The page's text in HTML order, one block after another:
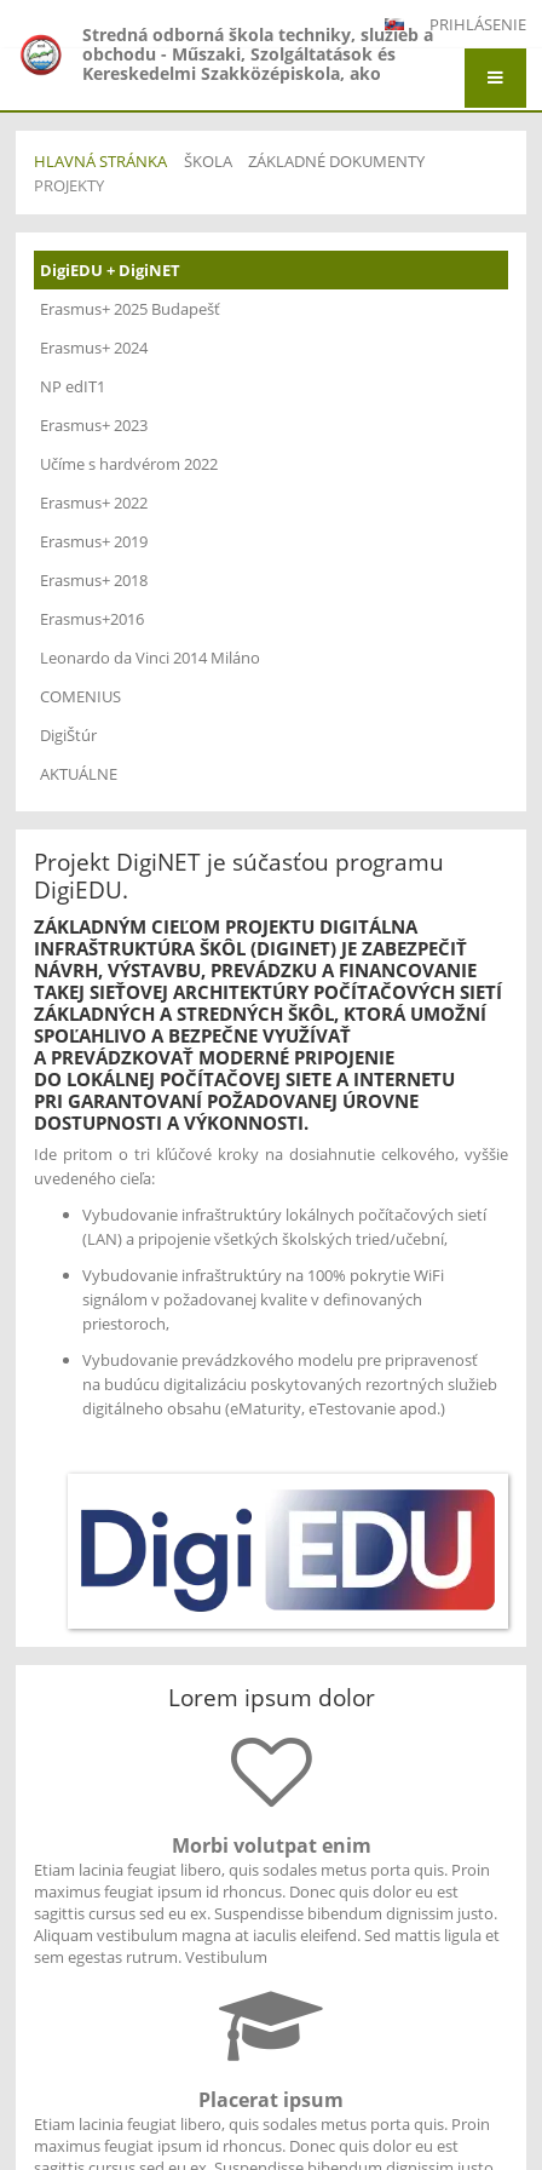
PRIHLÁSENIE
Stredná odborná škola techniky, služieb a
obchodu - Műszaki, Szolgáltatások és
Kereskedelmi Szakközépiskola, ako
Gimnázium, Gymnázium Jána Amosa
Komenského - Comenius Gimnázium a
Stredná odborná škola techniky, služieb a
obchodu - Műszaki, Szolgáltatások és
Kereskedelmi Szakközépiskola, Adyho 7,
Štúrovo
HLAVNÁ STRÁNKA ŠKOLA
ZÁKLADNÉ DOKUMENTY
PROJEKTY
PROJEKTY
DigiEDU + DigiNET
Erasmus+ 2025 Budapešť
Erasmus+ 2024
NP edIT1
Erasmus+ 2023
Učíme s hardvérom 2022
Erasmus+ 2022
Erasmus+ 2019
Erasmus+ 2018
Erasmus+2016
Leonardo da Vinci 2014 Miláno
COMENIUS
DigiŠtúr
AKTUÁLNE
Projekt DigiNET je súčasťou programu
DigiEDU.
ZÁKLADNÝM CIEĽOM PROJEKTU DIGITÁLNA
INFRAŠTRUKTÚRA ŠKÔL (DIGINET) JE ZABEZPEČIŤ
NÁVRH, VÝSTAVBU, PREVÁDZKU A FINANCOVANIE
TAKEJ SIEŤOVEJ ARCHITEKTÚRY POČÍTAČOVÝCH SIETÍ
ZÁKLADNÝCH A STREDNÝCH ŠKÔL, KTORÁ UMOŽNÍ
SPOĽAHLIVO A BEZPEČNE VYUŽÍVAŤ
A PREVÁDZKOVAŤ MODERNÉ PRIPOJENIE
DO LOKÁLNEJ POČÍTAČOVEJ SIETE A INTERNETU
PRI GARANTOVANÍ POŽADOVANEJ ÚROVNE
DOSTUPNOSTI A VÝKONNOSTI.
Ide pritom o tri kľúčové kroky na dosiahnutie celkového, vyššie
uvedeného cieľa:
Vybudovanie infraštruktúry lokálnych počítačových sietí
(LAN) a pripojenie všetkých školských tried/učební,
Vybudovanie infraštruktúry na 100% pokrytie WiFi
signálom v požadovanej kvalite v definovaných
priestoroch,
Vybudovanie prevádzkového modelu pre pripravenosť
na budúcu digitalizáciu poskytovaných rezortných služieb
digitálneho obsahu (eMaturity, eTestovanie apod.)
Lorem ipsum dolor
Morbi volutpat enim
Etiam lacinia feugiat libero, quis sodales metus porta quis. Proin
maximus feugiat ipsum id rhoncus. Donec quis dolor eu est
sagittis cursus sed eu ex. Suspendisse bibendum dignissim justo.
Aliquam vestibulum magna at iaculis eleifend. Sed mattis ligula et
sem egestas rutrum. Vestibulum
Placerat ipsum
Etiam lacinia feugiat libero, quis sodales metus porta quis. Proin
maximus feugiat ipsum id rhoncus. Donec quis dolor eu est